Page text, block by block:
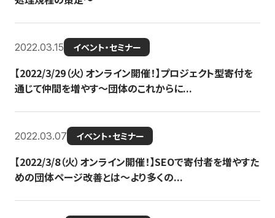
2022.03.15 イベント・セミナー
【2022/3/29（火）オンライン開催！】プロジェクト型寄付を
通じて仲間を増やす～団体のこれからに...
2022.03.07 イベント・セミナー
【2022/3/8（火）オンライン開催！】SEOで寄付者を増やすた
めの団体ページ改善とは～より多くの...